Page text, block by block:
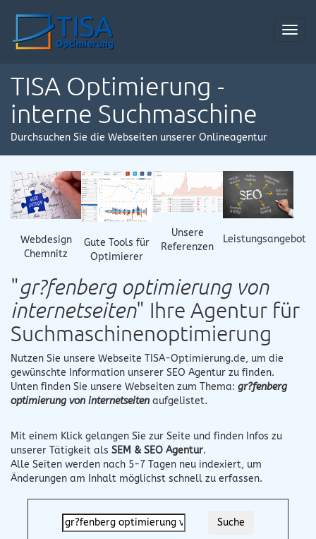
TISA Optimierung -
interne Suchmaschine
Durchsuchen Sie die Webseiten unserer Onlineagentur
Webdesign
Chemnitz
Gute Tools für
Optimierer
Unsere
Referenzen
Leistungsangebot
"gr?fenberg optimierung von
internetseiten" Ihre Agentur für
Suchmaschinenoptimierung
Nutzen Sie unsere Webseite TISA-Optimierung.de, um die
gewünschte Information unserer SEO Agentur zu finden.
Unten finden Sie unsere Webseiten zum Thema: gr?fenberg
optimierung von internetseiten aufgelistet.
Mit einem Klick gelangen Sie zur Seite und finden Infos zu
unserer Tätigkeit als SEM & SEO Agentur.
Alle Seiten werden nach 5-7 Tagen neu indexiert, um
Änderungen am Inhalt möglichst schnell zu erfassen.